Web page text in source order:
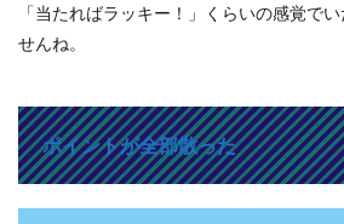
「当たればラッキー！」くらいの感覚で
せんね。
ポイントが全部散った